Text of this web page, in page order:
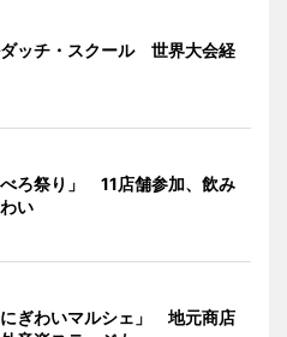
ッチ・スクール 世界大会経
ろ祭り」 11店舗参加、飲み
い
ぎわいマルシェ」 地元商店